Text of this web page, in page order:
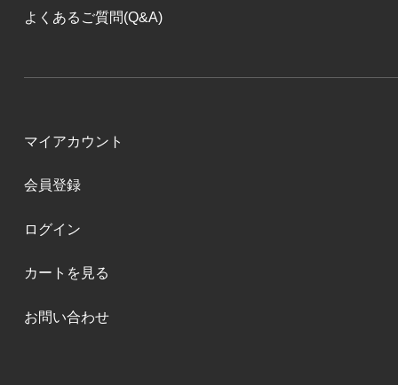
よくあるご質問(Q&A)
マイアカウント
会員登録
ログイン
カートを見る
お問い合わせ